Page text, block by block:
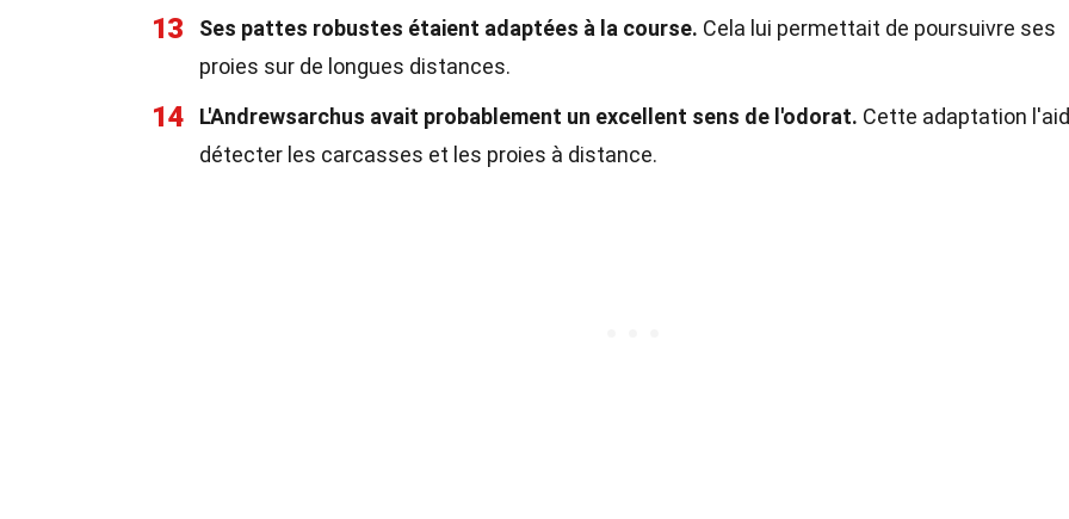
13 Ses pattes robustes étaient adaptées à la course. Cela lui permettait de poursuivre ses
proies sur de longues distances.
14 L'Andrewsarchus avait probablement un excellent sens de l'odorat. Cette adaptation
détecter les carcasses et les proies à distance.